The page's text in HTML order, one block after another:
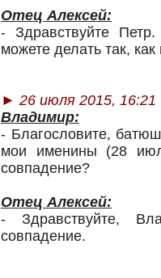
Отец Алексей:
- Здравствуйте
можете делать так,
► 26 июля 2015, 16:21
Владимир:
- Благословите,
мои именины (28
совпадение?
Отец Алексей:
- Здравствуйте,
совпадение.